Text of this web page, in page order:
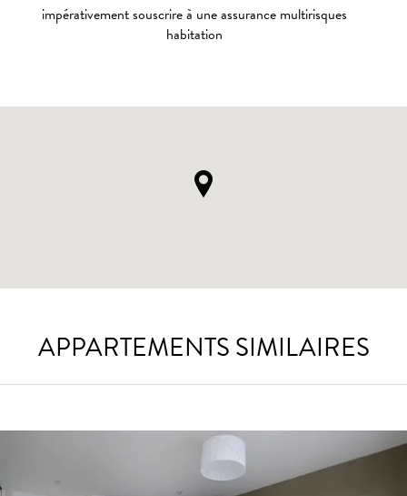
impérativement souscrire à une assurance multirisques
habitation
APPARTEMENTS SIMILAIRES